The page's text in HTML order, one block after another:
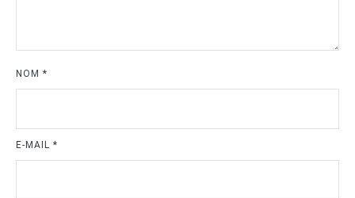
NOM *
E-MAIL *